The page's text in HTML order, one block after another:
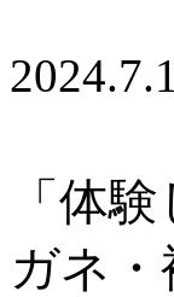
「体
ガネ